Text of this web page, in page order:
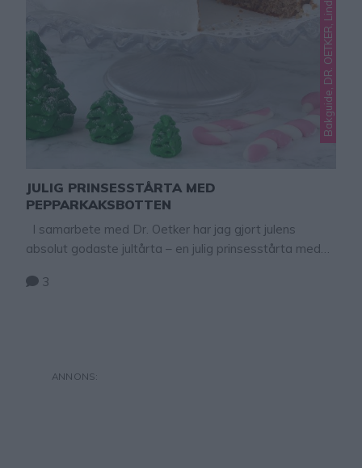
JULIG PRINSESSTÅRTA MED
PEPPARKAKSBOTTEN
I samarbete med Dr. Oetker har jag gjort julens
absolut godaste jultårta – en julig prinsesstårta med
en mjuk pepparkaksbotten som är fylld med lingonsylt,
3